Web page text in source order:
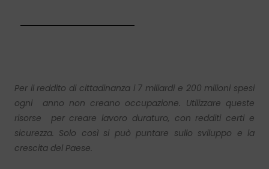
Per il reddito di cittadinanza i 7 miliardi e 200 milioni spesi
ogni anno non creano occupazione. Utilizzare queste
risorse per creare lavoro duraturo, con redditi certi e
sicurezza. Solo così si può puntare sullo sviluppo e la
crescita del Paese.